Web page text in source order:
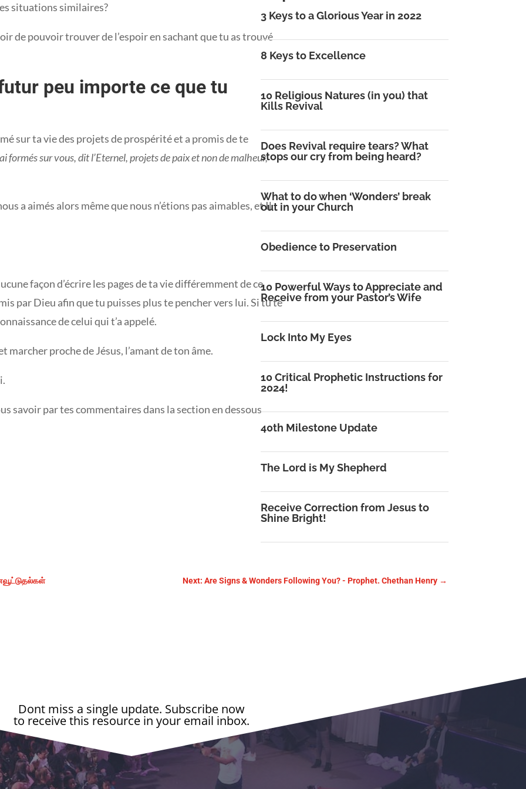
situations similaires?
de pouvoir trouver de l’espoir en sachant que tu as trouvé
peu importe ce que tu
sur ta vie des projets de prospérité et a promis de te
formés sur vous, dit l’Eternel, projets de paix et non de malheur,
a aimés alors même que nous n’étions pas aimables, et Il
façon d’écrire les pages de ta vie différemment de ce
par Dieu afin que tu puisses plus te pencher vers lui. Si tu te
de celui qui t’a appelé.
proche de Jésus, l’amant de ton âme.
savoir par tes commentaires dans la section en dessous
3 Keys to a Glorious Year in 2022
8 Keys to Excellence
10 Religious Natures (in you) that
Kills Revival
Does Revival require tears? What
stops our cry from being heard?
What to do when ‘Wonders’ break
out in your Church
Obedience to Preservation
10 Powerful Ways to Appreciate and
Receive from your Pastor’s Wife
Lock Into My Eyes
10 Critical Prophetic Instructions for
2024!
40th Milestone Update
The Lord is My Shepherd
Receive Correction from Jesus to
Shine Bright!
Next: Are Signs & Wonders Following You? - Prophet. Chethan Henry→
Dont miss a single update. Subscribe now
to receive this resource in your email inbox.